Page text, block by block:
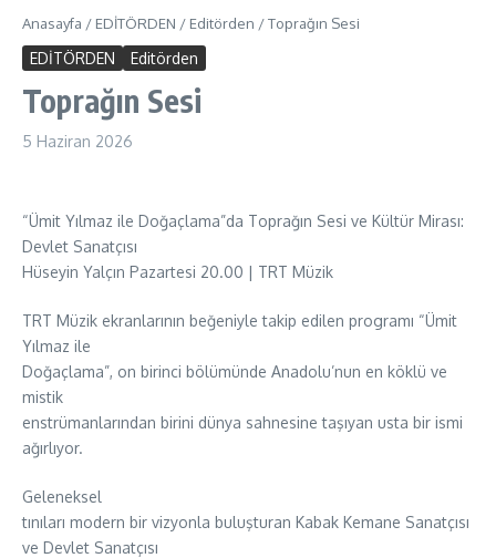
Anasayfa / EDİTÖRDEN / Editörden /Toprağın Sesi
EDİTÖRDEN Editörden
Toprağın Sesi
5 Haziran 2026
“Ümit Yılmaz ile Doğaçlama”da Toprağın Sesi ve Kültür Mirası:
Devlet Sanatçısı
Hüseyin Yalçın Pazartesi 20.00 | TRT Müzik
TRT Müzik ekranlarının beğeniyle takip edilen programı “Ümit
Yılmaz ile
Doğaçlama”, on birinci bölümünde Anadolu’nun en köklü ve
mistik
enstrümanlarından birini dünya sahnesine taşıyan usta bir ismi
ağırlıyor.
Geleneksel
tınıları modern bir vizyonla buluşturan Kabak Kemane Sanatçısı
ve Devlet Sanatçısı